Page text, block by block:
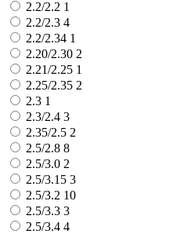
2.2/2.2 1
2.2/2.3 4
2.2/2.34 1
2.20/2.30 2
2.21/2.25 1
2.25/2.35 2
2.3 1
2.3/2.4 3
2.35/2.5 2
2.5/2.8 8
2.5/3.0 2
2.5/3.15 3
2.5/3.2 10
2.5/3.3 3
2.5/3.4 4